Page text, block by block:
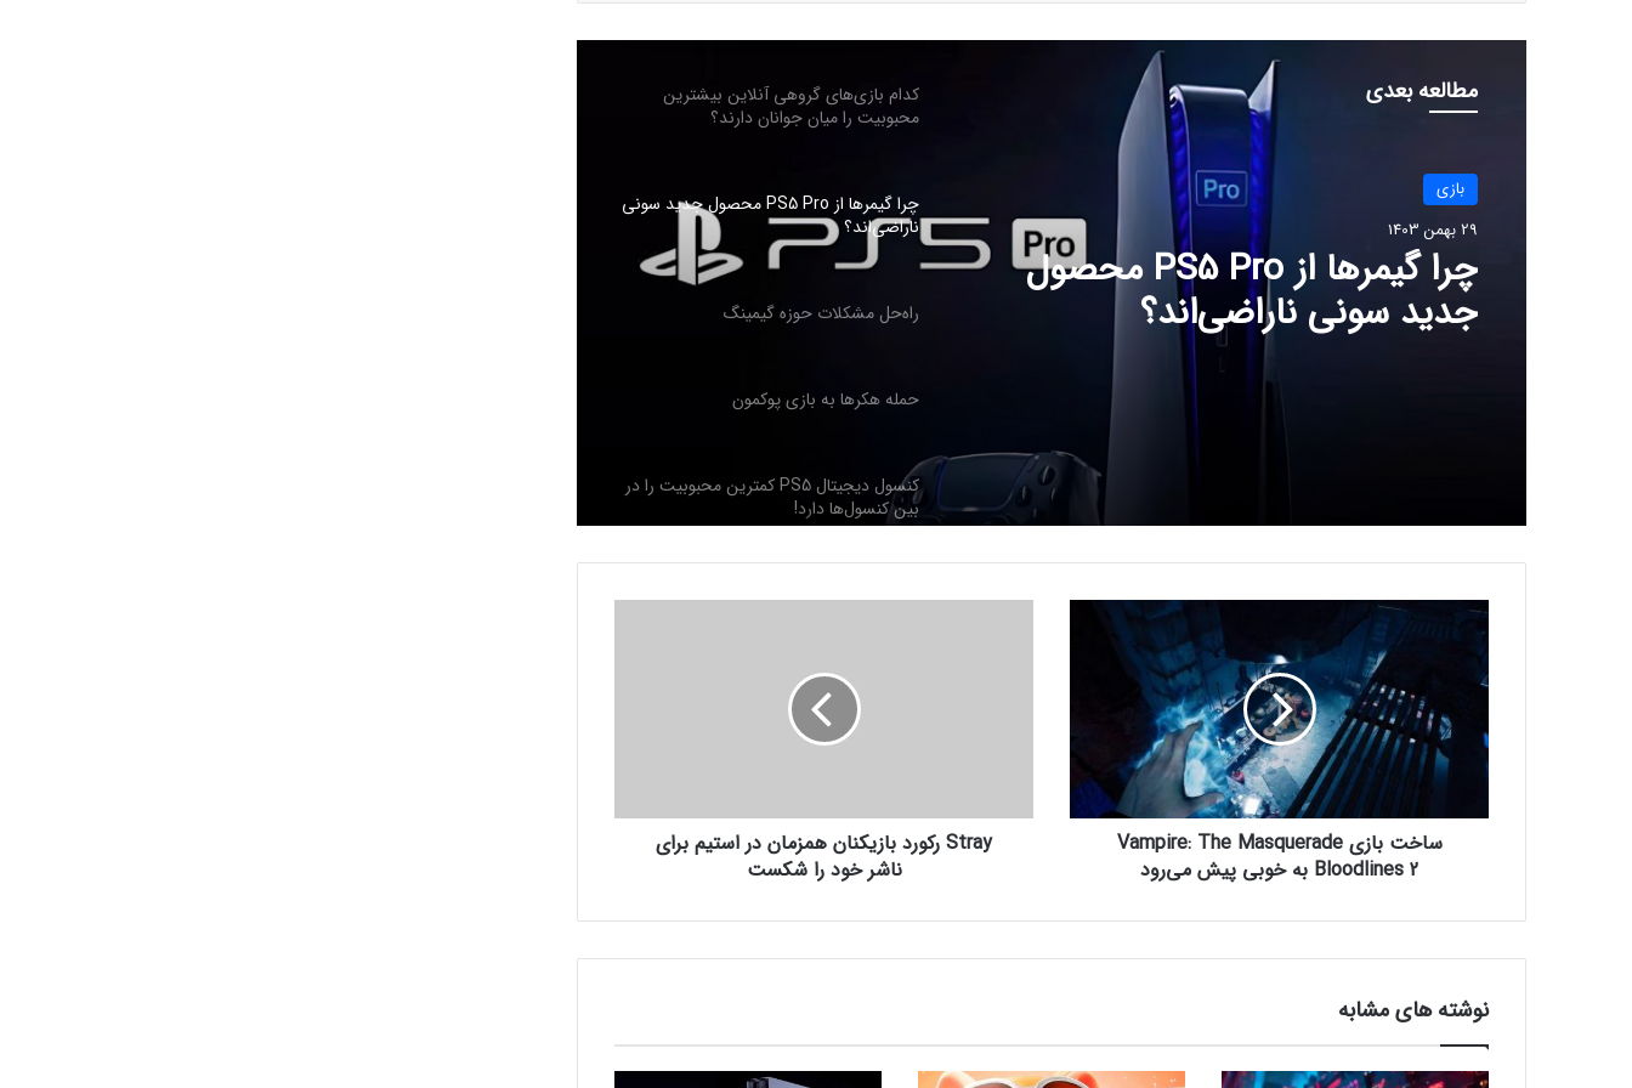
مطالعه بعدی
بازی
29 بهمن 1403
چرا گیمرها از PS5 Pro محصول
جدید سونی ناراضی‌اند؟
منفی ندارد
کدام بازی‌های گروهی آنلاین بیشترین
محبوبیت را میان جوانان دارند؟
چرا گیمرها از PS5 Pro محصول جدید سونی
ناراضی‌اند؟
راه‌حل مشکلات حوزه گیمینگ
حمله هکرها به بازی پوکمون
کنسول دیجیتال PS5 کمترین محبوبیت را در
بین کنسول‌ها دارد!
اینفوگرافیک: در سال ۲۰۲۵ منتظر این
رفع فیلتر گوگل پلی به حل مشکلات سازندگان
بازی‌ها کمک خواهد کرد؟
جذب سرمایه ۱۰ میلیون دلاری توسط شرکت
بازی‌سازی ترکیه‌ای از سوئد
شبکه پلی‌استیشن (PSN) دچار اختلالات
منفی ندارد
س
خ
ت
ا
ز
V
i
T
h
e
ساخت بازی Vampire: The Masquerade
Bloodlines 2 به خوبی پیش می‌رود
ر
ز
ن
ه
Stray رکورد بازیکنان همزمان در استیم برای
ناشر خود را شکست
نوشته های مشابه